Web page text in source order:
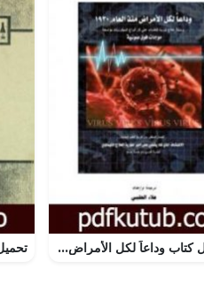
تحميل كتاب وداعاً لكل الأمراض من العام 1930: وسيلة علاج ثورية للقضاء على كل أنواع الميكروبات بواسطة موجات فوق صوتية PDF تأليف علاء الحلبي مجانا [كامل]